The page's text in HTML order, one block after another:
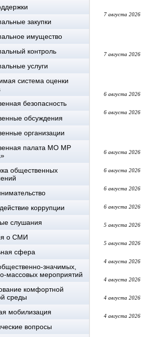
закупки
имущество
контроль
услуги
система оценки
безопасность
обсуждения
организации
палата МО МР
общественных
коррупции
слушания
о СМИ
сфера
значимых,
массовых мероприятий
комфортной
среды
мобилизация
вопросы
7 августа 2026
7 августа 2026
6 августа 2026
6 августа 2026
6 августа 2026
6 августа 2026
6 августа 2026
6 августа 2026
5 августа 2026
5 августа 2026
4 августа 2026
4 августа 2026
4 августа 2026
4 августа 2026